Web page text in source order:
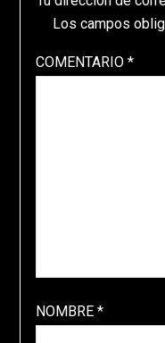
Los campos
COMENTARIO *
NOMBRE *